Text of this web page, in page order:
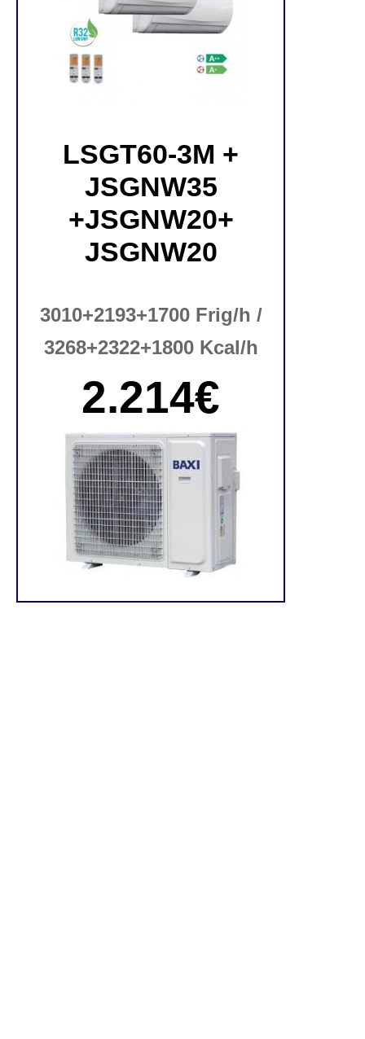
LSGT60-3M +
JSGNW35
+JSGNW20+
JSGNW20
3010+2193+1700 Frig/h /
3268+2322+1800 Kcal/h
2.214€